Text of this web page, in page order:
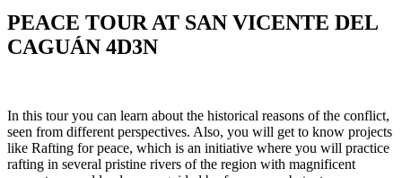
PEACE TOUR AT SAN VICENTE DEL
CAGUÁN 4D3N
In this tour you can learn about the historical reasons of the conflict,
seen from different perspectives. Also, you will get to know projects
like Rafting for peace, which is an initiative where you will practice
rafting in several pristine rivers of the region with magnificent